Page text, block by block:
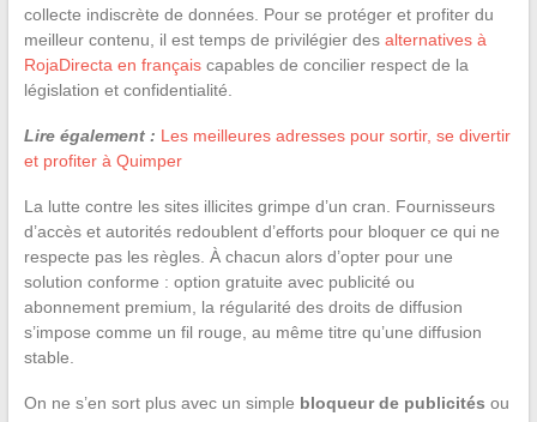
collecte indiscrète de données. Pour se protéger et profiter du
meilleur contenu, il est temps de privilégier des alternatives à
RojaDirecta en françaiscapables de concilier respect de la
législation et confidentialité.
Lire également : Les meilleures adresses pour sortir, se divertir
et profiter à Quimper
La lutte contre les sites illicites grimpe d’un cran. Fournisseurs
d’accès et autorités redoublent d’efforts pour bloquer ce qui ne
respecte pas les règles. À chacun alors d’opter pour une
solution conforme : option gratuite avec publicité ou
abonnement premium, la régularité des droits de diffusion
s’impose comme un fil rouge, au même titre qu’une diffusion
stable.
On ne s’en sort plus avec un simple bloqueur de publicités ou